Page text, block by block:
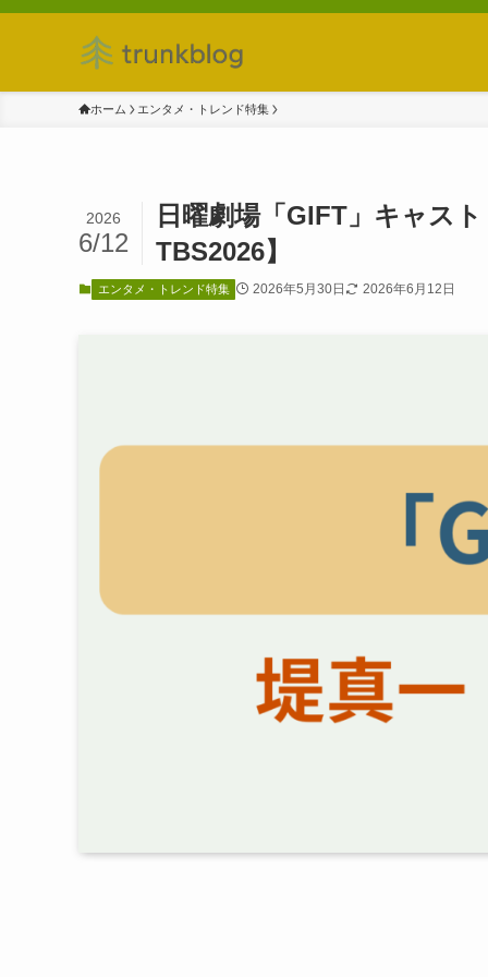
ホーム エンタメ・トレンド特集
日曜劇場「GIFT」キャス
TBS2026】
2026
6/12
エンタメ・トレンド特集 2026年5月30日 2026年6月12日